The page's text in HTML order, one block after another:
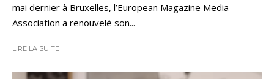
mai dernier à Bruxelles, l’European Magazine Media
Association a renouvelé son...
LIRE LA SUITE